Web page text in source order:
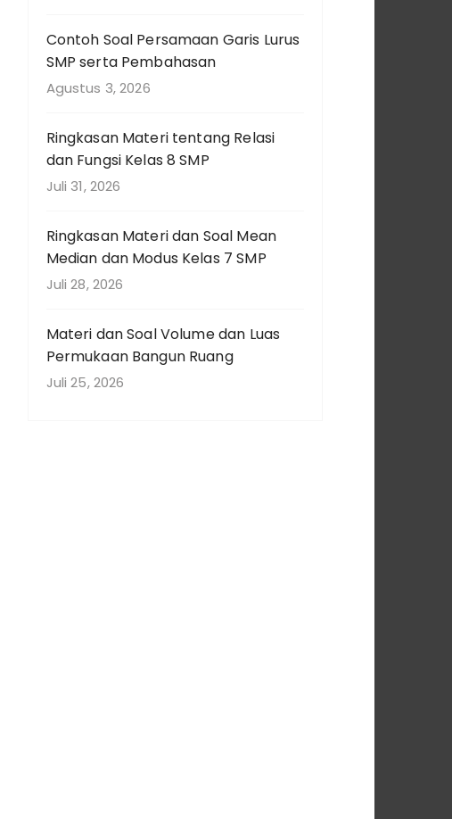
Contoh Soal Persamaan Garis Lurus
SMP serta Pembahasan
Agustus 3, 2026
Ringkasan Materi tentang Relasi
dan Fungsi Kelas 8 SMP
Juli 31, 2026
Ringkasan Materi dan Soal Mean
Median dan Modus Kelas 7 SMP
Juli 28, 2026
Materi dan Soal Volume dan Luas
Permukaan Bangun Ruang
Juli 25, 2026